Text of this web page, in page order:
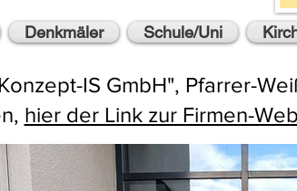
Denkmäler Schule/Uni
IS GmbH", Pfarrer-
hier der Link zur Firmen-